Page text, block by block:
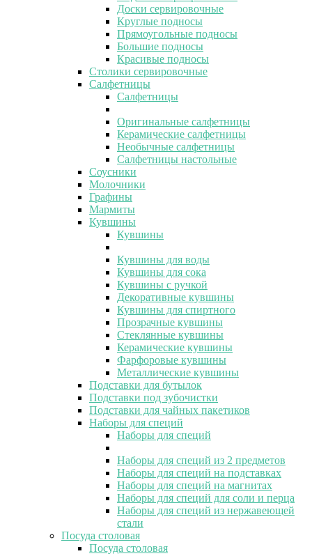
Доски сервировочные
Круглые подносы
Прямоугольные подносы
Большие подносы
Красивые подносы
Столики сервировочные
Салфетницы
Салфетницы
Оригинальные салфетницы
Керамические салфетницы
Необычные салфетницы
Салфетницы настольные
Соусники
Молочники
Графины
Мармиты
Кувшины
Кувшины
Кувшины для воды
Кувшины для сока
Кувшины с ручкой
Декоративные кувшины
Кувшины для спиртного
Прозрачные кувшины
Стеклянные кувшины
Керамические кувшины
Фарфоровые кувшины
Металлические кувшины
Подставки для бутылок
Подставки под зубочистки
Подставки для чайных пакетиков
Наборы для специй
Наборы для специй
Наборы для специй из 2 предметов
Наборы для специй на подставках
Наборы для специй на магнитах
Наборы для специй для соли и перца
Наборы для специй из нержавеющей
стали
Посуда столовая
Посуда столовая